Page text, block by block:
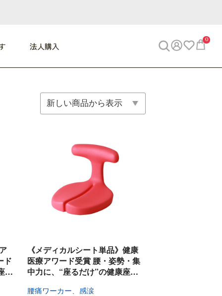
最後のひと口までキンキン
ビジネス 寝具
掛け寝具
パジャマ
すべて
ドリンク
フード
すべて
旅行
アウトドア
10,000円 - 30,000円 30,000円以上
ENJOY
思い出トラベル
外で過ごすって最高
好き・・にどっぷり
法人購入
0
ド
…
《メディカルシート単品》健康
医療アワード受賞 腰・姿勢・集
中力に、“座るだけ”の健康座…
腰痛ワーカー、感涙